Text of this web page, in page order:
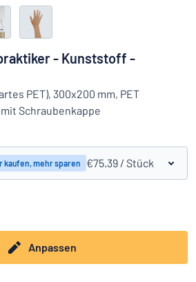
- Kunststoff -
PET), 300x200 mm, PET
Schraubenkappe
kaufen, mehr sparen €75.39 / Stück
Anpassen